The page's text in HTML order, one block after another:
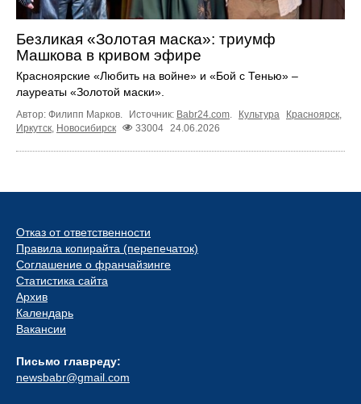
Безликая «Золотая маска»: триумф
Машкова в кривом эфире
Красноярские «Любить на войне» и «Бой с Тенью» –
лауреаты «Золотой маски».
Автор: Филипп Марков. Источник: Babr24.com. Культура Красноярск,
Иркутск, Новосибирск 33004 24.06.2026
Отказ от ответственности
Правила копирайта (перепечаток)
Соглашение о франчайзинге
Статистика сайта
Архив
Календарь
Вакансии
Письмо главреду:
newsbabr@gmail.com